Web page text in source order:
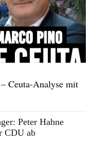
Ceuta-Analyse mit
Peter Hahne
CDU ab